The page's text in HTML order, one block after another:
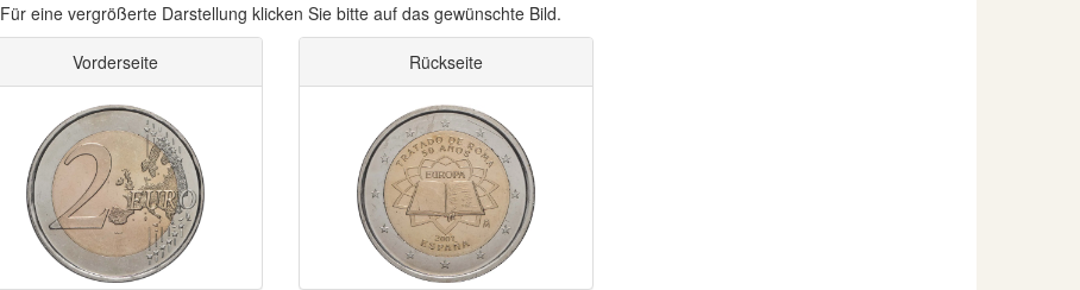
Für eine vergrößerte Darstellung klicken Sie bitte auf das gewünschte Bild.
Vorderseite Rückseite